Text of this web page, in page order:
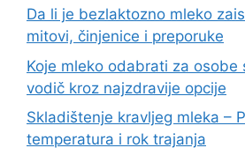
Da li je bezlaktozno mleko
mitovi, činjenice i preporuke
Koje mleko odabrati za osobe
vodič kroz najzdravije opcije
Skladištenje kravljeg mleka –
temperatura i rok trajanja